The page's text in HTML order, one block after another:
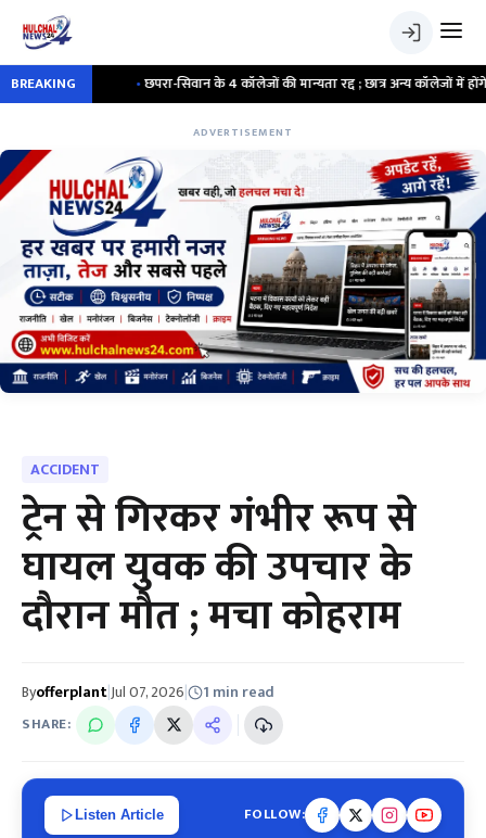
BREAKING छपरा-सिवान के 4 कॉलेजों की मान्यता रद्द ; छात्र अन्य कॉलेजों में होंगे शिफ्ट
ADVERTISEMENT
ACCIDENT
ट्रेन से गिरकर गंभीर रूप से
घायल युवक की उपचार के
दौरान मौत ; मचा कोहराम
Byofferplant|Jul 07, 2026| 1 min read
SHARE:
Listen Article FOLLOW: